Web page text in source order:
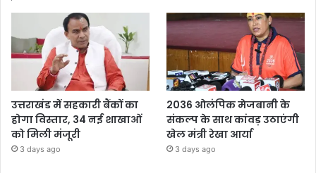
उत्तराखंड में सहकारी बैंकों का
होगा विस्तार, 34 नई शाखाओं
को मिली मंजूरी
3 days ago
2036 ओलंपिक मेजबानी के
संकल्प के साथ कांवड़ उठाएंगी
खेल मंत्री रेखा आर्या
3 days ago